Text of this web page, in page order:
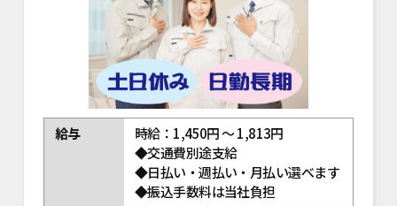
給与
時給：1,450円 ～ 1,813円
◆交通費別途支給
◆日払い・週払い・月払い選べます
◆振込手数料は当社負担